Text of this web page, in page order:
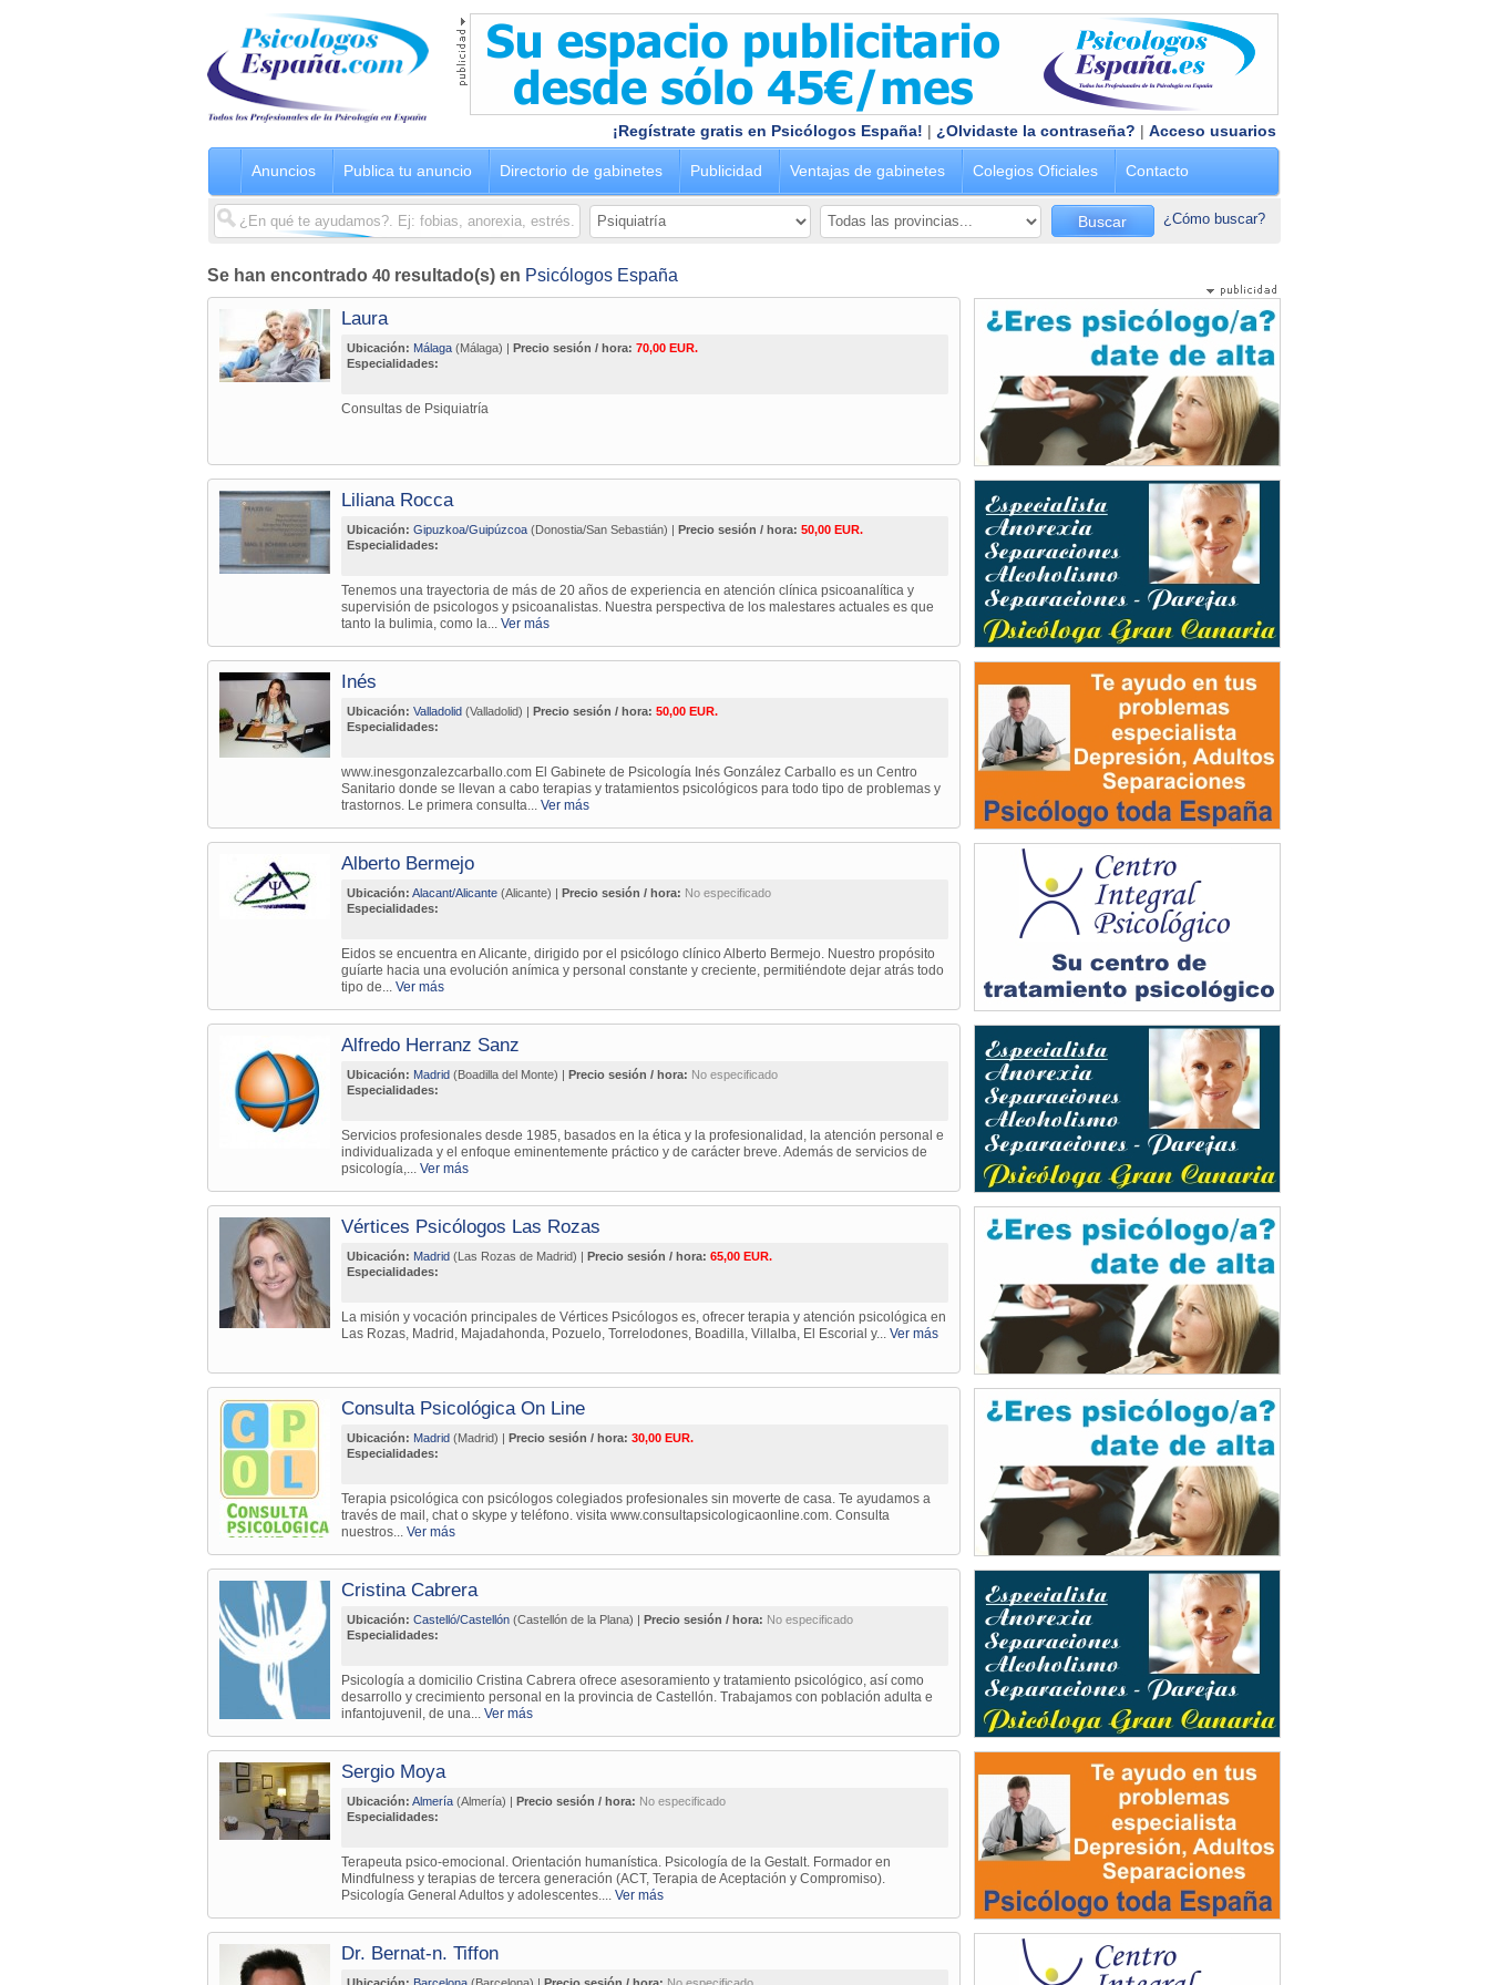
¡Regístrate gratis en Psicólogos España! | ¿Olvidaste la contraseña? | Acceso usuarios
Anuncios Publica tu anuncio Directorio de gabinetes Publicidad Ventajas de gabinetes Colegios Oficiales Contacto
¿Cómo buscar?
Se han encontrado 40 resultado(s) en Psicólogos España
Laura
Ubicación: Málaga (Málaga) | Precio sesión / hora: 70,00 EUR.
Especialidades:
Consultas de Psiquiatría
Liliana Rocca
Ubicación: Gipuzkoa/Guipúzcoa (Donostia/San Sebastián) | Precio sesión / hora: 50,00 EUR.
Especialidades:
Tenemos una trayectoria de más de 20 años de experiencia en atención clínica psicoanalítica y
supervisión de psicologos y psicoanalistas. Nuestra perspectiva de los malestares actuales es que
tanto la bulimia, como la... Ver más
Inés
Ubicación: Valladolid (Valladolid) | Precio sesión / hora: 50,00 EUR.
Especialidades:
www.inesgonzalezcarballo.com El Gabinete de Psicología Inés González Carballo es un Centro
Sanitario donde se llevan a cabo terapias y tratamientos psicológicos para todo tipo de problemas y
trastornos. Le primera consulta... Ver más
Alberto Bermejo
Ubicación: Alacant/Alicante (Alicante) | Precio sesión / hora: No especificado
Especialidades:
Eidos se encuentra en Alicante, dirigido por el psicólogo clínico Alberto Bermejo. Nuestro propósito
guíarte hacia una evolución anímica y personal constante y creciente, permitiéndote dejar atrás todo
tipo de... Ver más
Alfredo Herranz Sanz
Ubicación: Madrid (Boadilla del Monte) | Precio sesión / hora: No especificado
Especialidades:
Servicios profesionales desde 1985, basados en la ética y la profesionalidad, la atención personal e
individualizada y el enfoque eminentemente práctico y de carácter breve. Además de servicios de
psicología,... Ver más
Vértices Psicólogos Las Rozas
Ubicación: Madrid (Las Rozas de Madrid) | Precio sesión / hora: 65,00 EUR.
Especialidades:
La misión y vocación principales de Vértices Psicólogos es, ofrecer terapia y atención psicológica en
Las Rozas, Madrid, Majadahonda, Pozuelo, Torrelodones, Boadilla, Villalba, El Escorial y... Ver más
Consulta Psicológica On Line
Ubicación: Madrid (Madrid) | Precio sesión / hora: 30,00 EUR.
Especialidades:
Terapia psicológica con psicólogos colegiados profesionales sin moverte de casa. Te ayudamos a
través de mail, chat o skype y teléfono. visita www.consultapsicologicaonline.com. Consulta
nuestros... Ver más
Cristina Cabrera
Ubicación: Castelló/Castellón (Castellón de la Plana) | Precio sesión / hora: No especificado
Especialidades:
Psicología a domicilio Cristina Cabrera ofrece asesoramiento y tratamiento psicológico, así como
desarrollo y crecimiento personal en la provincia de Castellón. Trabajamos con población adulta e
infantojuvenil, de una... Ver más
Sergio Moya
Ubicación: Almería (Almería) | Precio sesión / hora: No especificado
Especialidades:
Terapeuta psico-emocional. Orientación humanística. Psicología de la Gestalt. Formador en
Mindfulness y terapias de tercera generación (ACT, Terapia de Aceptación y Compromiso).
Psicología General Adultos y adolescentes.... Ver más
Dr. Bernat-n. Tiffon